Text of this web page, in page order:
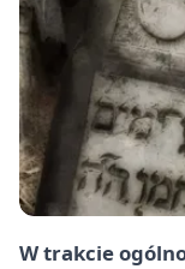
W trakcie